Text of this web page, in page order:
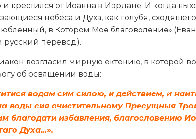
и крестился от Иоанна в Иордане. И когда
небеса и Духа, как голубя,
в Котором Мое
перевод).
возгласил мирную ектению, в которой
об освящении воды:
водам сим силою, и действием, и
воды сия очистительному Пресущныя
благодати избавления, благословению
Духа…».